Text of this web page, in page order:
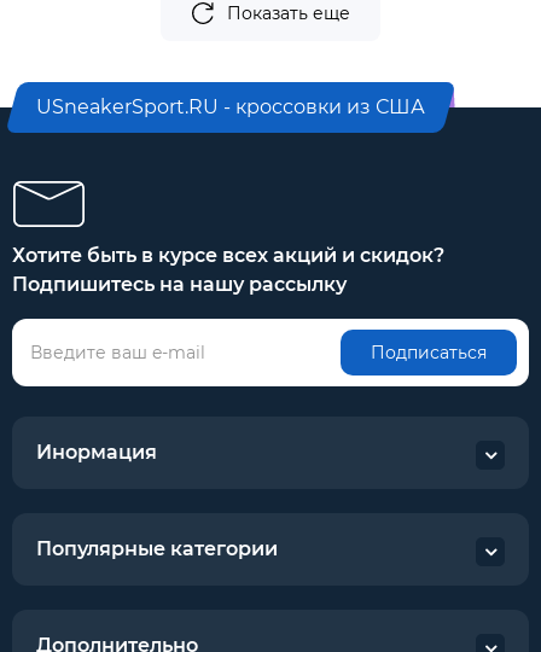
Показать еще
USneakerSport.RU - кроссовки из США
Хотите быть в курсе всех акций и скидок?
Подпишитесь на нашу рассылку
Подписаться
Инормация
Популярные категории
Дополнительно